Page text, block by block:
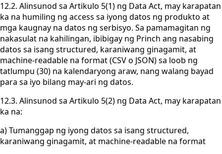
12.2. Alinsunod sa Artikulo 5(1) ng Data Act, may karapatan
ka na humiling ng access sa iyong datos ng produkto at
mga kaugnay na datos ng serbisyo. Sa pamamagitan ng
nakasulat na kahilingan, ibibigay ng Princh ang nasabing
datos sa isang structured, karaniwang ginagamit, at
machine-readable na format (CSV o JSON) sa loob ng
tatlumpu (30) na kalendaryong araw, nang walang bayad
para sa iyo bilang may-ari ng datos.
12.3. Alinsunod sa Artikulo 5(2) ng Data Act, may karapatan
ka na:
a) Tumanggap ng iyong datos sa isang structured,
karaniwang ginagamit, at machine-readable na format